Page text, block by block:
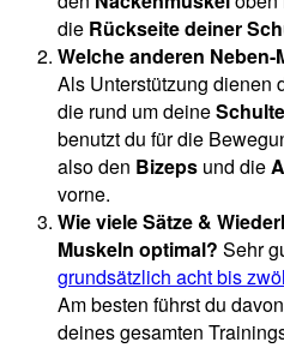
die Rückseite deiner
Welche anderen
Als Unterstützung dienen
die rund um deine
benutzt du für die
also den Bizeps und die
vorne.
Wie viele Sätze &
Muskeln optimal? Sehr
grundsätzlich acht bis
Am besten führst du
deines gesamten